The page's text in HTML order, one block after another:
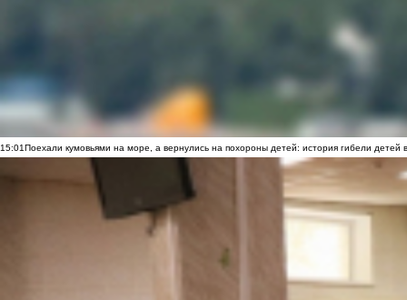
15:01Поехали кумовьями на море, а вернулись на похороны детей: история гибели детей